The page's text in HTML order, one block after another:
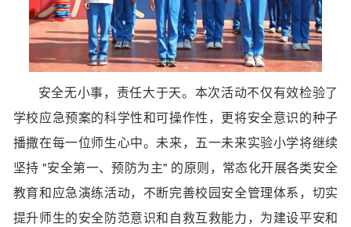
安全无小事，责任大于天。本次活动不仅有效检验了
学校应急预案的科学性和可操作性，更将安全意识的种子
播撒在每一位师生心中。未来，五一未来实验小学将继续
坚持 "安全第一、预防为主" 的原则，常态化开展各类安全
教育和应急演练活动，不断完善校园安全管理体系，切实
提升师生的安全防范意识和自救互救能力，为建设平安和